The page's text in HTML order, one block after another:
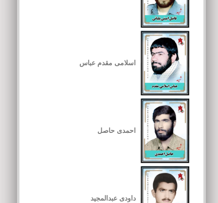
اسلامی مقدم عباس
احمدی حاصل
داودی عبدالمجید